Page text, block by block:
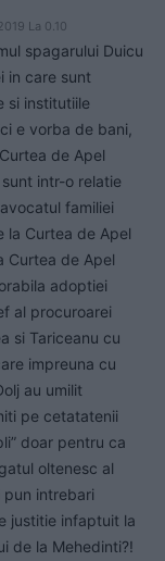
La 0.10
spagarului Duicu
in care sunt
si institutiile
e vorba de bani,
de Apel
intr-o relatie
familiei
la Curtea de Apel
Curtea de Apel
adoptiei
al procuroarei
si Tariceanu cu
impreuna cu
au umilit
pe cetatatenii
doar pentru ca
oltenesc al
pun intrebari
justitie infaptuit la
de la Mehedinti?!